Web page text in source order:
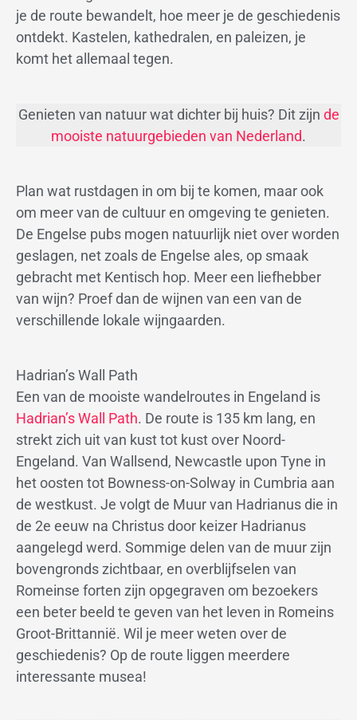
je de route bewandelt, hoe meer je de geschiedenis
ontdekt. Kastelen, kathedralen, en paleizen, je
komt het allemaal tegen.
Genieten van natuur wat dichter bij huis? Dit zijn de
mooiste natuurgebieden van Nederland.
Plan wat rustdagen in om bij te komen, maar ook
om meer van de cultuur en omgeving te genieten.
De Engelse pubs mogen natuurlijk niet over worden
geslagen, net zoals de Engelse ales, op smaak
gebracht met Kentisch hop. Meer een liefhebber
van wijn? Proef dan de wijnen van een van de
verschillende lokale wijngaarden.
Hadrian’s Wall Path
Een van de mooiste wandelroutes in Engeland is
Hadrian’s Wall Path. De route is 135 km lang, en
strekt zich uit van kust tot kust over Noord-
Engeland. Van Wallsend, Newcastle upon Tyne in
het oosten tot Bowness-on-Solway in Cumbria aan
de westkust. Je volgt de Muur van Hadrianus die in
de 2e eeuw na Christus door keizer Hadrianus
aangelegd werd. Sommige delen van de muur zijn
bovengronds zichtbaar, en overblijfselen van
Romeinse forten zijn opgegraven om bezoekers
een beter beeld te geven van het leven in Romeins
Groot-Brittannië. Wil je meer weten over de
geschiedenis? Op de route liggen meerdere
interessante musea!